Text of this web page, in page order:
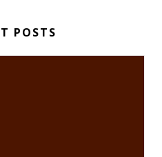
POSTS